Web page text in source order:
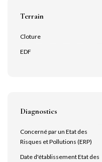
Terrain
Cloture
EDF
Diagnostics
Concerné par un Etat des
Risques et Pollutions (ERP)
Date d'établissement Etat des